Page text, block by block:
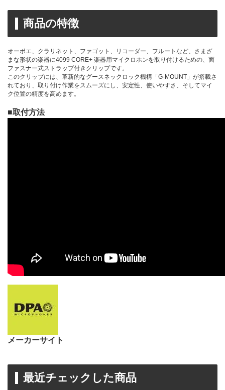
商品の特徴
オーボエ、クラリネット、ファゴット、リコーダー、フルートなど、さまざ
まな形状の楽器に4099 CORE+ 楽器用マイクロホンを取り付けるための、面
ファスナー式ストラップ付きクリップです。
このクリップには、革新的なグースネックロック機構「G-MOUNT」が搭載さ
れており、取り付け作業をスムーズにし、安定性、使いやすさ、そしてマイ
ク位置の精度を高めます。
■取付方法
メーカーサイト
最近チェックした商品